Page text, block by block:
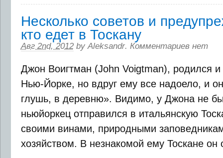
Несколько советов и
кто едет в Тоскану
Авг 2nd, 2012 byAleksandr. Комментариев нет
Джон Воигтман (John Voigtman), родился
Нью-Йорке, но вдруг ему все надоело, и
глушь, в деревню». Видимо, у Джона не
ньюйоркец отправился в итальянскую
своими винами, природными
хозяйством. В незнакомой ему Тоскане он